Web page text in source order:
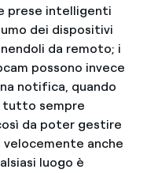
prese intelligenti
dei dispositivi
da remoto; i
possono invece
notifica, quando
tutto sempre
da poter gestire
anche
luogo è